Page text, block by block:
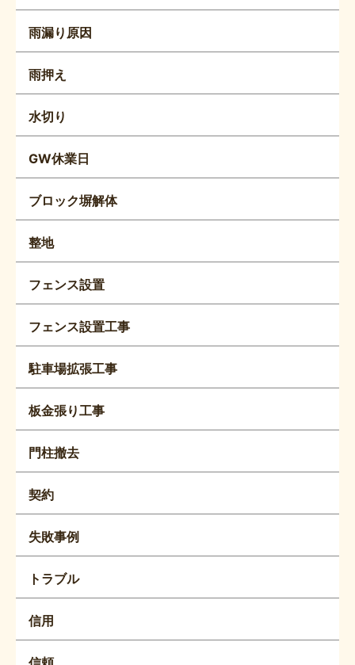
雨漏り原因
雨押え
水切り
GW休業日
ブロック塀解体
整地
フェンス設置
フェンス設置工事
駐車場拡張工事
板金張り工事
門柱撤去
契約
失敗事例
トラブル
信用